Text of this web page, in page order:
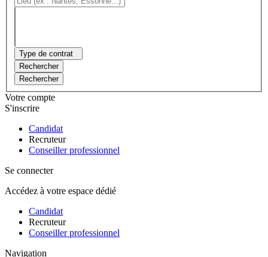
Type de contrat
Rechercher
Rechercher
Votre compte
S'inscrire
Candidat
Recruteur
Conseiller professionnel
Se connecter
Accédez à votre espace dédié
Candidat
Recruteur
Conseiller professionnel
Navigation